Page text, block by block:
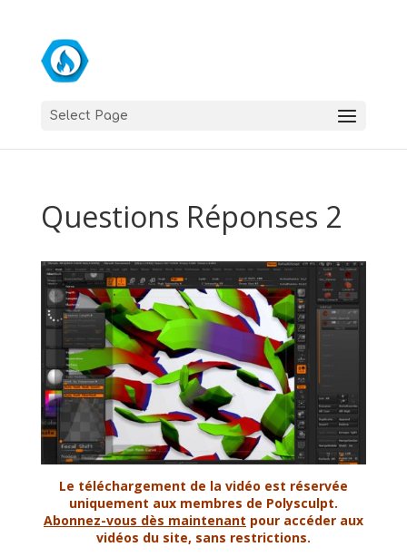
Select Page
Questions Réponses 2
Le téléchargement de la vidéo est réservée
uniquement aux membres de Polysculpt.
Abonnez-vous dès maintenant pour accéder aux
vidéos du site, sans restrictions.